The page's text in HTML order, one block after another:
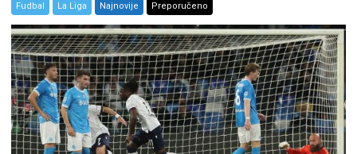
Fudbal La Liga Najnovije Preporučeno